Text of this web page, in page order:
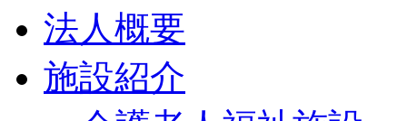
法人概要
施設紹介